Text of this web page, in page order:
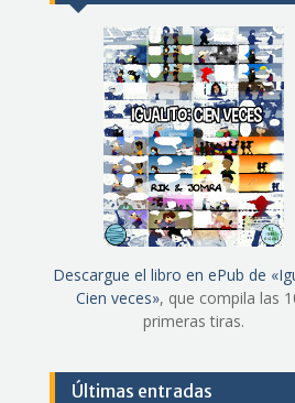
Descargue el libro en ePub de
Cien veces», que compila las
primeras tiras.
Últimas entradas